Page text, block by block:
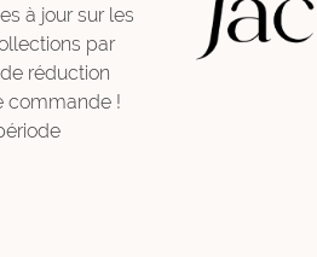
à jour sur les
par
réduction
commande !